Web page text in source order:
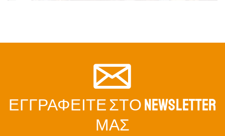
ΕΓΓΡΑΦΕΊΤΕ ΣΤΟ NEWSLETTER
ΜΑΣ